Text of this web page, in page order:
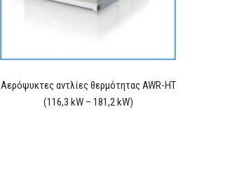
Αερόψυκτες αντλίες θερμότητας AWR-HT
(116,3 kW – 181,2 kW)